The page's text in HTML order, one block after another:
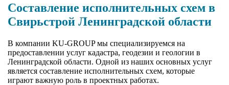
Составление исполнительных схем в
Свирьстрой Ленинградской области
В компании KU-GROUP мы специализируемся на
предоставлении услуг кадастра, геодезии и геологии в
Ленинградской области. Одной из наших основных услуг
является составление исполнительных схем, которые
играют важную роль в проектных работах.